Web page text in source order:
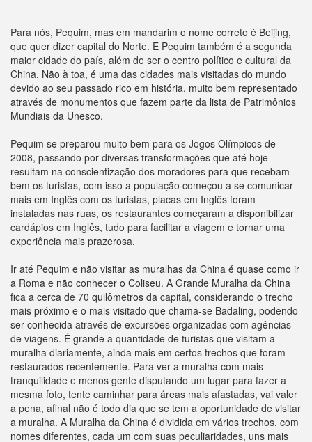
Para nós, Pequim, mas em mandarim o nome correto é Beijing,
que quer dizer capital do Norte. E Pequim também é a segunda
maior cidade do país, além de ser o centro político e cultural da
China. Não à toa, é uma das cidades mais visitadas do mundo
devido ao seu passado rico em história, muito bem representado
através de monumentos que fazem parte da lista de Patrimônios
Mundiais da Unesco.
Pequim se preparou muito bem para os Jogos Olímpicos de
2008, passando por diversas transformações que até hoje
resultam na conscientização dos moradores para que recebam
bem os turistas, com isso a população começou a se comunicar
mais em Inglês com os turistas, placas em Inglês foram
instaladas nas ruas, os restaurantes começaram a disponibilizar
cardápios em Inglês, tudo para facilitar a viagem e tornar uma
experiência mais prazerosa.
Ir até Pequim e não visitar as muralhas da China é quase como ir
a Roma e não conhecer o Coliseu. A Grande Muralha da China
fica a cerca de 70 quilômetros da capital, considerando o trecho
mais próximo e o mais visitado que chama-se Badaling, podendo
ser conhecida através de excursões organizadas com agências
de viagens. É grande a quantidade de turistas que visitam a
muralha diariamente, ainda mais em certos trechos que foram
restaurados recentemente. Para ver a muralha com mais
tranquilidade e menos gente disputando um lugar para fazer a
mesma foto, tente caminhar para áreas mais afastadas, vai valer
a pena, afinal não é todo dia que se tem a oportunidade de visitar
a muralha. A Muralha da China é dividida em vários trechos, com
nomes diferentes, cada um com suas peculiaridades, uns mais